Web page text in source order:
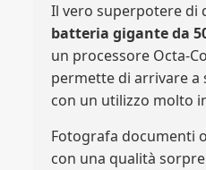
Il vero superpotere di
batteria gigante da
un processore Octa-
permette di arrivare a
con un utilizzo molto
Fotografa documenti
con una qualità